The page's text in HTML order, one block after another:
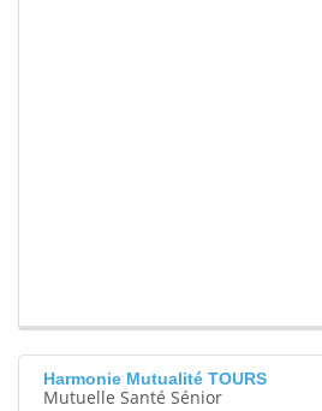
Harmonie Mutualité TOURS
Mutuelle Santé Sénior